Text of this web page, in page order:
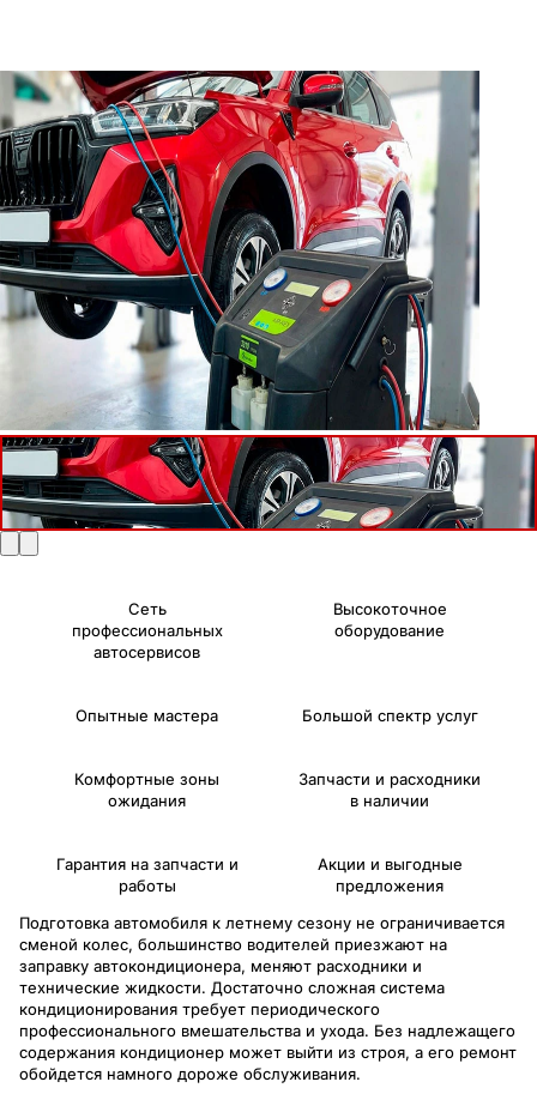
Сеть
профессиональных
автосервисов
Высокоточное
оборудование
Опытные мастера Большой спектр услуг
Комфортные зоны
ожидания
Запчасти и расходники
в наличии
Гарантия на запчасти и
работы
Акции и выгодные
предложения
Подготовка автомобиля к летнему сезону не ограничивается
сменой колес, большинство водителей приезжают на
заправку автокондиционера, меняют расходники и
технические жидкости. Достаточно сложная система
кондиционирования требует периодического
профессионального вмешательства и ухода. Без надлежащего
содержания кондиционер может выйти из строя, а его ремонт
обойдется намного дороже обслуживания.